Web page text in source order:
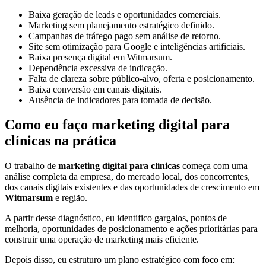
Baixa geração de leads e oportunidades comerciais.
Marketing sem planejamento estratégico definido.
Campanhas de tráfego pago sem análise de retorno.
Site sem otimização para Google e inteligências artificiais.
Baixa presença digital em Witmarsum.
Dependência excessiva de indicação.
Falta de clareza sobre público-alvo, oferta e posicionamento.
Baixa conversão em canais digitais.
Ausência de indicadores para tomada de decisão.
Como eu faço marketing digital para
clínicas na prática
O trabalho de marketing digital para clínicas começa com uma
análise completa da empresa, do mercado local, dos concorrentes,
dos canais digitais existentes e das oportunidades de crescimento em
Witmarsum e região.
A partir desse diagnóstico, eu identifico gargalos, pontos de
melhoria, oportunidades de posicionamento e ações prioritárias para
construir uma operação de marketing mais eficiente.
Depois disso, eu estruturo um plano estratégico com foco em: